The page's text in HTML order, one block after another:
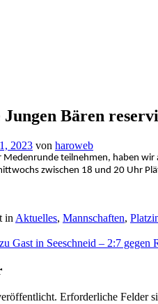
Bären
2023 von haroweb
teilnehmen, haben wir
zwischen 18 und 20 Uhr
in Aktuelles, Mannschaften,
Gast in Seeschneid – 2:7 gegen
Erforderliche Felder